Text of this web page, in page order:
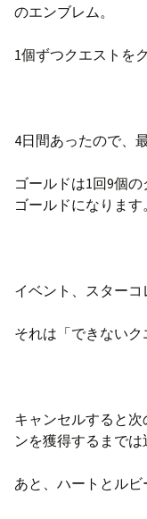
のエンブレム。
1個ずつクエストを
4日間あったので、
ゴールドは1回9個
ゴールドになります。
イベント、スターコ
それは「できないク
キャンセルすると
ンを獲得するまでは
あと、ハートとルビ